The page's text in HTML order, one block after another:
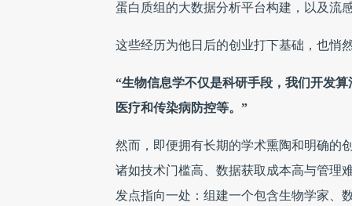
蛋白质组的大数据分析平台构建，以及流
这些经历为他日后的创业打下基础，也悄
“生物信息学不仅是科研手段，我们开发
医疗和传染病防控等。”
然而，即便拥有长期的学术熏陶和明确的
诸如技术门槛高、数据获取成本高与管理
发点指向一处：组建一个包含生物学家、